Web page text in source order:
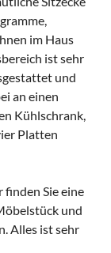
im Haus
ist sehr
und
an einen
Kühlschrank,
Platten
finden Sie eine
und
Alles ist sehr